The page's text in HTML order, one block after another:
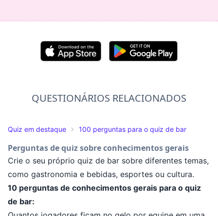
QUESTIONÁRIOS RELACIONADOS
Quiz em destaque 100 perguntas para o quiz de bar
Perguntas de quiz sobre conhecimentos gerais
Crie o seu próprio quiz de bar sobre diferentes temas,
como gastronomia e bebidas, esportes ou cultura.
10 perguntas de conhecimentos gerais para o quiz
de bar: